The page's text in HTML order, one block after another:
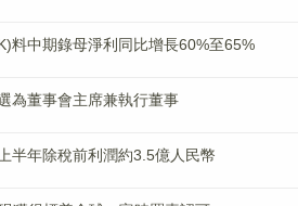
料中期錄母淨利同比增長60%至65%
為董事會主席兼執行董事
半年除稅前利潤約3.5億人民幣